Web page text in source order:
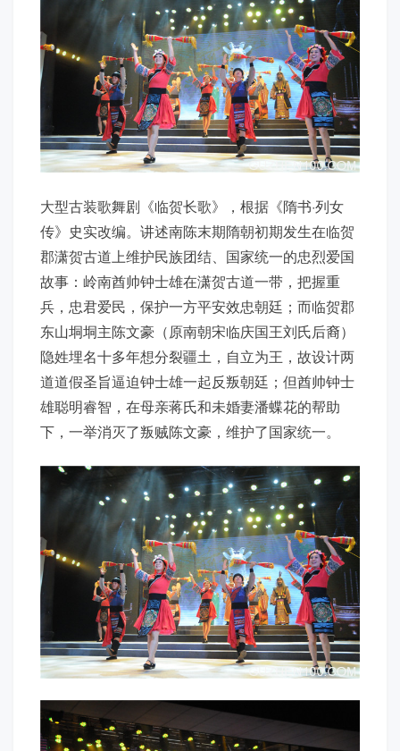
大型古装歌舞剧《临贺长歌》，根据《隋书·列女
传》史实改编。讲述南陈末期隋朝初期发生在临贺
郡潇贺古道上维护民族团结、国家统一的忠烈爱国
故事：岭南酋帅钟士雄在潇贺古道一带，把握重
兵，忠君爱民，保护一方平安效忠朝廷；而临贺郡
东山垌垌主陈文豪（原南朝宋临庆国王刘氏后裔）
隐姓埋名十多年想分裂疆土，自立为王，故设计两
道道假圣旨逼迫钟士雄一起反叛朝廷；但酋帅钟士
雄聪明睿智，在母亲蒋氏和未婚妻潘蝶花的帮助
下，一举消灭了叛贼陈文豪，维护了国家统一。